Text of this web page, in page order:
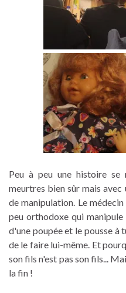
Peu à peu une histoire
meurtres bien sûr mais
de manipulation. Le
peu orthodoxe qui
d'une poupée et le pousse
de le faire lui-même. Et
son fils n'est pas son fils...
la fin !